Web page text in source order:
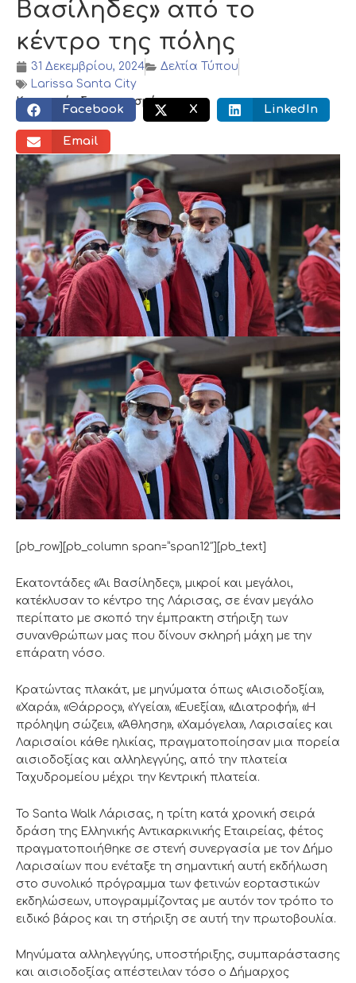
Βασίληδες» από το
κέντρο της πόλης
31 Δεκεμβρίου, 2024
Δελτία Τύπου
Larissa Santa City
Κοινωνικός διαμοιρασμός:
Facebook X LinkedIn
Email
[pb_row][pb_column span=”span12″][pb_text]
Εκατοντάδες «Άι Βασίληδες», μικροί και μεγάλοι,
κατέκλυσαν το κέντρο της Λάρισας, σε έναν μεγάλο
περίπατο με σκοπό την έμπρακτη στήριξη των
συνανθρώπων μας που δίνουν σκληρή μάχη με την
επάρατη νόσο.
Κρατώντας πλακάτ, με μηνύματα όπως «Αισιοδοξία»,
«Χαρά», «Θάρρος», «Υγεία», «Ευεξία», «Διατροφή», «Η
πρόληψη σώζει», «Άθληση», «Χαμόγελα», Λαρισαίες και
Λαρισαίοι κάθε ηλικίας, πραγματοποίησαν μια πορεία
αισιοδοξίας και αλληλεγγύης, από την πλατεία
Ταχυδρομείου μέχρι την Κεντρική πλατεία.
To Santa Walk Λάρισας, η τρίτη κατά χρονική σειρά
δράση της Ελληνικής Αντικαρκινικής Εταιρείας, φέτος
πραγματοποιήθηκε σε στενή συνεργασία με τον Δήμο
Λαρισαίων που ενέταξε τη σημαντική αυτή εκδήλωση
στο συνολικό πρόγραμμα των φετινών εορταστικών
εκδηλώσεων, υπογραμμίζοντας με αυτόν τον τρόπο το
ειδικό βάρος και τη στήριξη σε αυτή την πρωτοβουλία.
Μηνύματα αλληλεγγύης, υποστήριξης, συμπαράστασης
και αισιοδοξίας απέστειλαν τόσο ο Δήμαρχος